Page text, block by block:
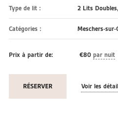
Type de lit : 2 Lits
Catégories : Meschers-sur-
Prix à partir de: €80 par nuit
Voir les
RÉSERVER